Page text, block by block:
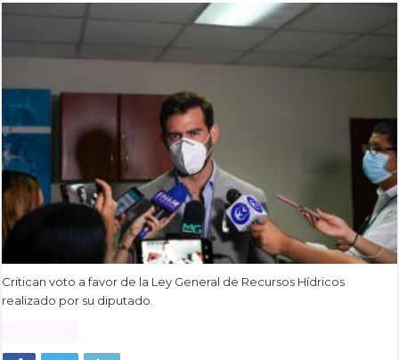
Critican voto a favor de la Ley General de Recursos Hídricos
realizado por su diputado.